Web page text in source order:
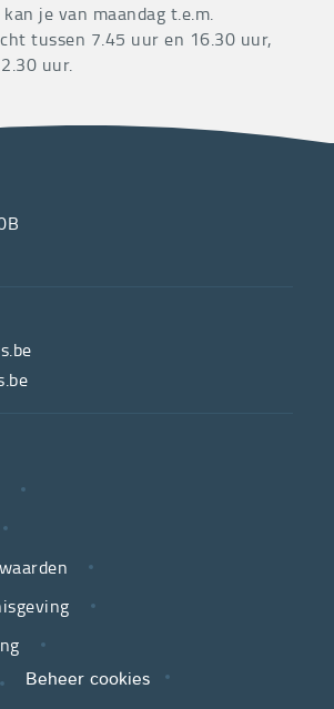
je van maandag t.e.m.
tussen 7.45 uur en 16.30 uur,
uur.
Beheer cookies